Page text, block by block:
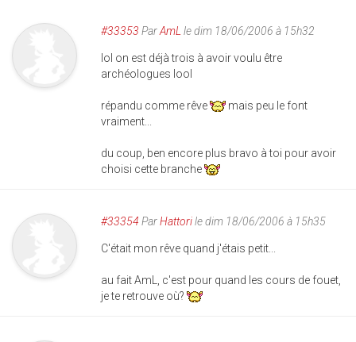
#33353 ParAmL le dim 18/06/2006 à 15h32
lol on est déjà trois à avoir voulu être
archéologues lool
répandu comme rêve
mais peu le font
vraiment...
du coup, ben encore plus bravo à toi pour avoir
choisi cette branche
#33354 ParHattorile dim 18/06/2006 à 15h35
C'était mon rêve quand j'étais petit...
au fait AmL, c'est pour quand les cours de fouet,
je te retrouve où?